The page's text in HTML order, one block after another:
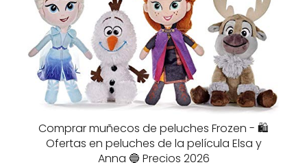
Comprar muñecos de peluches Frozen - 🛍️
Ofertas en peluches de la película Elsa y
Anna 🔵 Precios 2026